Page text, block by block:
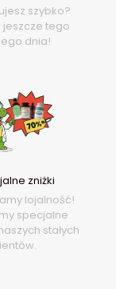
szybko?
jeszcze tego
dnia!
zniżki
lojalność!
specjalne
stałych